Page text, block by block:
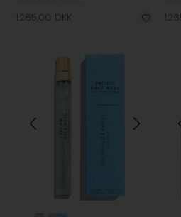
1.265,00 DKK